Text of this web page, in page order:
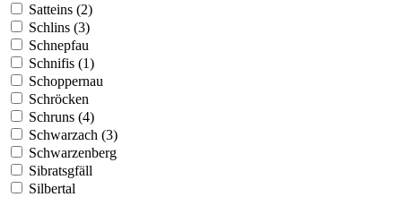
Satteins (2)
Schlins (3)
Schnepfau
Schnifis (1)
Schoppernau
Schröcken
Schruns (4)
Schwarzach (3)
Schwarzenberg
Sibratsgfäll
Silbertal